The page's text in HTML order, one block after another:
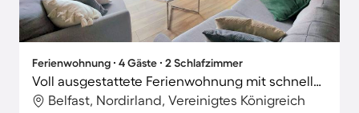
Ferienwohnung ∙ 4 Gäste ∙ 2 Schlafzimmer
Voll ausgestattete Ferienwohnung mit schnellem Internet | Titanic Quarter in der Nähe
Belfast, Nordirland, Vereinigtes Königreich